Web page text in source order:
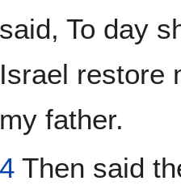
said, To day
Israel restore
my father.
4 Then said